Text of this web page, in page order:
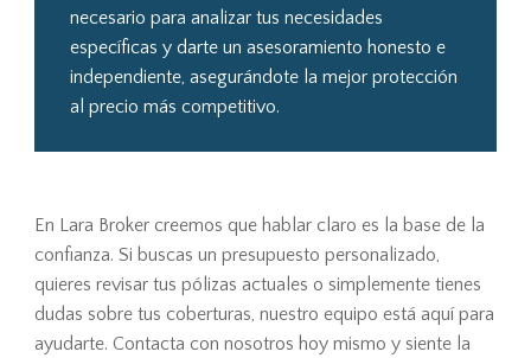
necesario para analizar tus necesidades
específicas y darte un asesoramiento honesto e
independiente, asegurándote la mejor protección
al precio más competitivo.
En Lara Broker creemos que hablar claro es la base de la
confianza. Si buscas un presupuesto personalizado,
quieres revisar tus pólizas actuales o simplemente tienes
dudas sobre tus coberturas, nuestro equipo está aquí para
ayudarte. Contacta con nosotros hoy mismo y siente la